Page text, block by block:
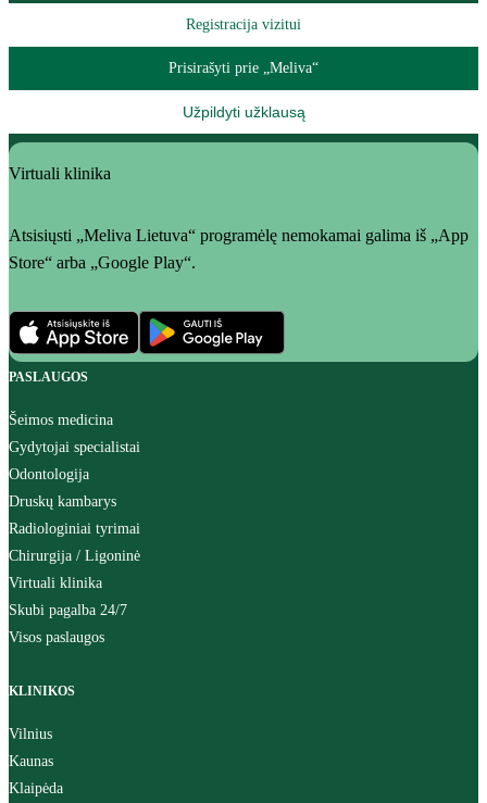
Registracija vizitui
Prisirašyti prie „Meliva“
Užpildyti užklausą
Virtuali klinika
Atsisiųsti „Meliva Lietuva“ programėlę nemokamai galima iš „App
Store“ arba „Google Play“.
PASLAUGOS
Šeimos medicina
Gydytojai specialistai
Odontologija
Druskų kambarys
Radiologiniai tyrimai
Chirurgija / Ligoninė
Virtuali klinika
Skubi pagalba 24/7
Visos paslaugos
KLINIKOS
Vilnius
Kaunas
Klaipėda